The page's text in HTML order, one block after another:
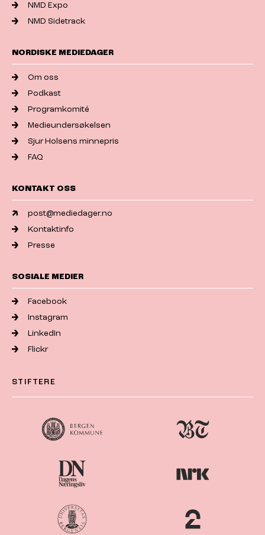
NMD Expo
NMD Sidetrack
NORDISKE MEDIEDAGER
Om oss
Podkast
Programkomité
Medieundersøkelsen
Sjur Holsens minnepris
FAQ
KONTAKT OSS
post@mediedager.no
Kontaktinfo
Presse
SOSIALE MEDIER
Facebook
Instagram
LinkedIn
Flickr
STIFTERE